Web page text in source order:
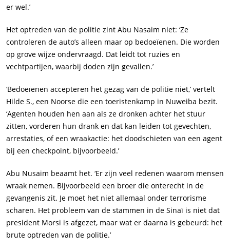
er wel.’
Het optreden van de politie zint Abu Nasaim niet: ‘Ze
controleren de auto’s alleen maar op bedoeïenen. Die worden
op grove wijze ondervraagd. Dat leidt tot ruzies en
vechtpartijen, waarbij doden zijn gevallen.’
‘Bedoeïenen accepteren het gezag van de politie niet,’ vertelt
Hilde S., een Noorse die een toeristenkamp in Nuweiba bezit.
‘Agenten houden hen aan als ze dronken achter het stuur
zitten, vorderen hun drank en dat kan leiden tot gevechten,
arrestaties, of een wraakactie: het doodschieten van een agent
bij een checkpoint, bijvoorbeeld.’
Abu Nusaim beaamt het. ‘Er zijn veel redenen waarom mensen
wraak nemen. Bijvoorbeeld een broer die onterecht in de
gevangenis zit. Je moet het niet allemaal onder terrorisme
scharen. Het probleem van de stammen in de Sinaï is niet dat
president Morsi is afgezet, maar wat er daarna is gebeurd: het
brute optreden van de politie.’